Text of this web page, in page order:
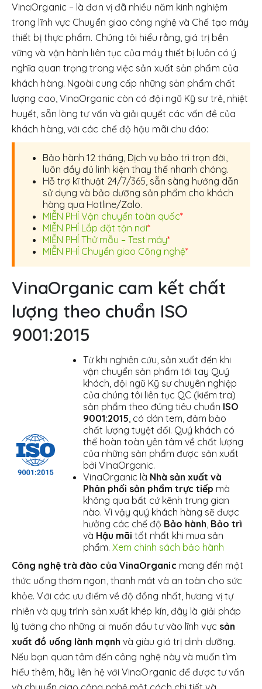
VinaOrganic – là đơn vị đã nhiều năm kinh nghiệm
trong lĩnh vực Chuyển giao công nghệ và Chế tạo máy
thiết bị thực phẩm. Chúng tôi hiểu rằng, giá trị bền
vững và vận hành liên tục của máy thiết bị luôn có ý
nghĩa quan trọng trong việc sản xuất sản phẩm của
khách hàng. Ngoài cung cấp những sản phẩm chất
lượng cao, VinaOrganic còn có đội ngũ Kỹ sư trẻ, nhiệt
huyết, sẵn lòng tư vấn và giải quyết các vấn đề của
khách hàng, với các chế độ hậu mãi chu đáo:
Bảo hành 12 tháng, Dịch vụ bảo trì trọn đời,
luôn đầy đủ linh kiện thay thế nhanh chóng.
Hỗ trợ kĩ thuật 24/7/365, sẵn sàng hướng dẫn
sử dụng và bảo dưỡng sản phẩm cho khách
hàng qua Hotline/Zalo.
MIỄN PHÍ Vận chuyển toàn quốc*
MIỄN PHÍ Lắp đặt tận nơi*
MIỄN PHÍ Thử mẫu – Test máy*
MIỄN PHÍ Chuyển giao Công nghệ*
VinaOrganic cam kết chất
lượng theo chuẩn ISO
9001:2015
Từ khi nghiên cứu, sản xuất đến khi
vận chuyển sản phẩm tới tay Quý
khách, đội ngũ Kỹ sư chuyên nghiệp
của chúng tôi liên tục QC (kiểm tra)
sản phẩm theo đúng tiêu chuẩn ISO
9001:2015 , có dán tem, đảm bảo
chất lượng tuyệt đối. Quý khách có
thể hoàn toàn yên tâm về chất lượng
của những sản phẩm được sản xuất
bởi VinaOrganic.
VinaOrganic là Nhà sản xuất và
Phân phối sản phẩm trực tiếp mà
không qua bất cứ kênh trung gian
nào. Vì vậy quý khách hàng sẽ được
hưởng các chế độ Bảo hành Bảo trì
và Hậu mãi tốt nhất khi mua sản
phẩm. Xem chính sách bảo hành
Công nghệ trà đào của VinaOrganic mang đến một
thức uống thơm ngon, thanh mát và an toàn cho sức
khỏe. Với các ưu điểm về độ đồng nhất, hương vị tự
nhiên và quy trình sản xuất khép kín, đây là giải pháp
lý tưởng cho những ai muốn đầu tư vào lĩnh vực sản
xuất đồ uống lành mạnh và giàu giá trị dinh dưỡng.
Nếu bạn quan tâm đến công nghệ này và muốn tìm
hiểu thêm, hãy liên hệ với VinaOrganic để được tư vấn